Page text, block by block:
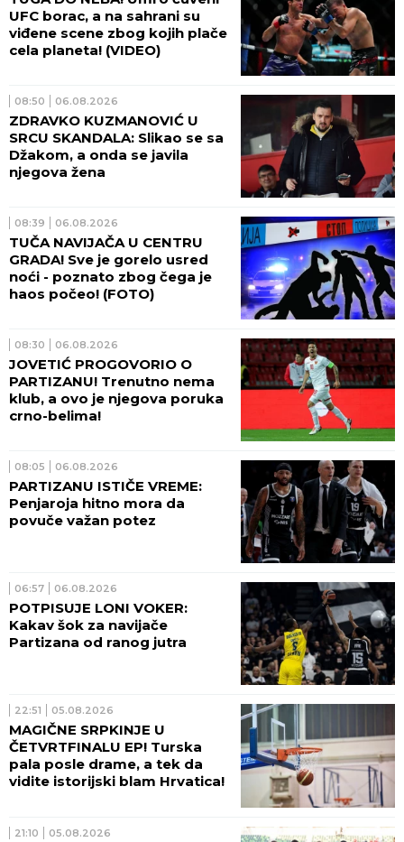
UFC borac, a na sahrani su
viđene scene zbog kojih plače
cela planeta! (VIDEO)
08:50 06.08.2026
ZDRAVKO KUZMANOVIĆ U
SRCU SKANDALA: Slikao se sa
Džakom, a onda se javila
njegova žena
08:39 06.08.2026
TUČA NAVIJAČA U CENTRU
GRADA! Sve je gorelo usred
noći - poznato zbog čega je
haos počeo! (FOTO)
08:30 06.08.2026
JOVETIĆ PROGOVORIO O
PARTIZANU! Trenutno nema
klub, a ovo je njegova poruka
crno-belima!
08:05 06.08.2026
PARTIZANU ISTIČE VREME:
Penjaroja hitno mora da
povuče važan potez
06:57 06.08.2026
POTPISUJE LONI VOKER:
Kakav šok za navijače
Partizana od ranog jutra
22:51 05.08.2026
MAGIČNE SRPKINJE U
ČETVRTFINALU EP! Turska
pala posle drame, a tek da
vidite istorijski blam Hrvatica!
21:10 05.08.2026